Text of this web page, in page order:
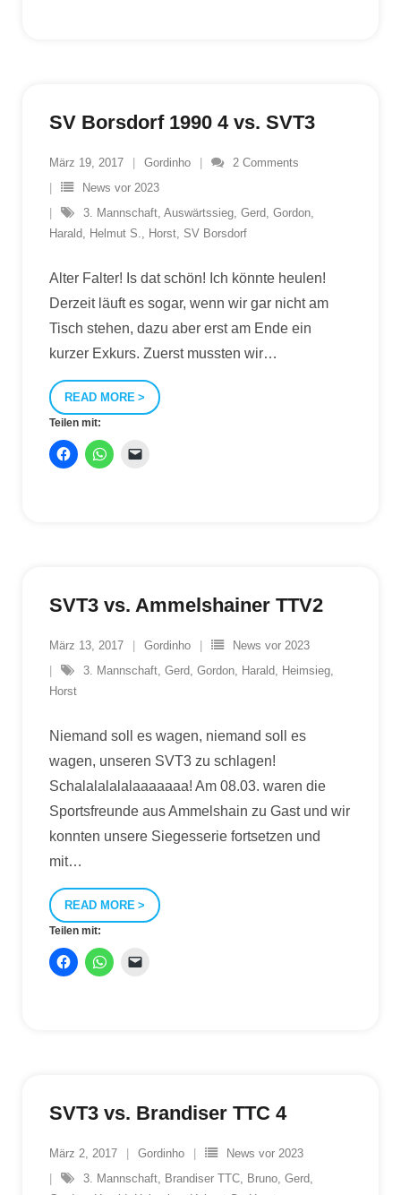
SV Borsdorf 1990 4 vs. SVT3
März 19, 2017 Gordinho 2 Comments
News vor 2023
3. Mannschaft, Auswärtssieg, Gerd, Gordon,
Harald, Helmut S., Horst, SV Borsdorf
Alter Falter! Is dat schön! Ich könnte heulen!
Derzeit läuft es sogar, wenn wir gar nicht am
Tisch stehen, dazu aber erst am Ende ein
kurzer Exkurs. Zuerst mussten wir…
READ MORE
Teilen mit:
SVT3 vs. Ammelshainer TTV2
März 13, 2017 Gordinho
News vor 2023
3. Mannschaft, Gerd, Gordon, Harald, Heimsieg,
Horst
Niemand soll es wagen, niemand soll es
wagen, unseren SVT3 zu schlagen!
Schalalalalalaaaaaaa! Am 08.03. waren die
Sportsfreunde aus Ammelshain zu Gast und wir
konnten unsere Siegesserie fortsetzen und
mit…
READ MORE
Teilen mit:
SVT3 vs. Brandiser TTC 4
März 2, 2017 Gordinho
News vor 2023
3. Mannschaft, Brandiser TTC, Bruno, Gerd,